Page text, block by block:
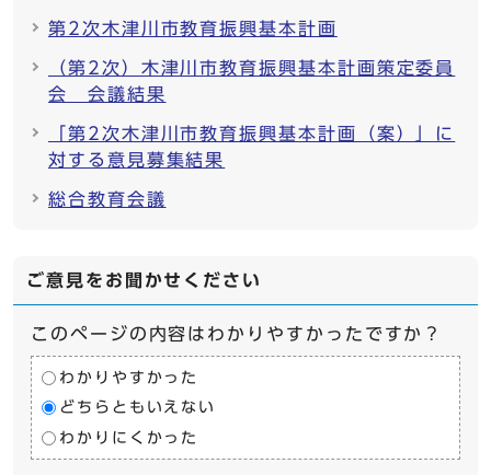
第2次木津川市教育振興基本計画
（第2次）木津川市教育振興基本計画策定委員
会 会議結果
「第2次木津川市教育振興基本計画（案）」に
対する意見募集結果
総合教育会議
ご意見をお聞かせください
このページの内容はわかりやすかったですか？
わかりやすかった
どちらともいえない
わかりにくかった